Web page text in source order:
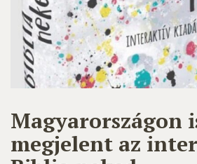
Magyarországon
megjelent az